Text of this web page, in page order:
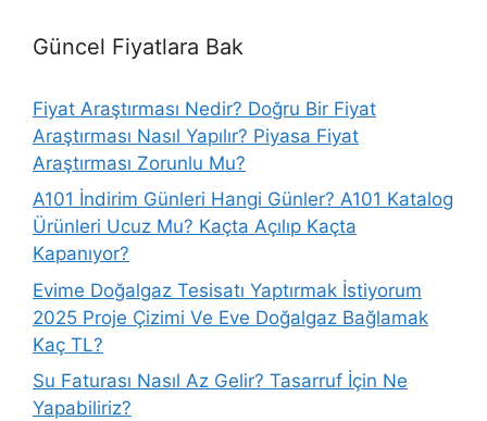
Güncel Fiyatlara Bak
Fiyat Araştırması Nedir? Doğru Bir Fiyat
Araştırması Nasıl Yapılır? Piyasa Fiyat
Araştırması Zorunlu Mu?
A101 İndirim Günleri Hangi Günler? A101 Katalog
Ürünleri Ucuz Mu? Kaçta Açılıp Kaçta
Kapanıyor?
Evime Doğalgaz Tesisatı Yaptırmak İstiyorum
2025 Proje Çizimi Ve Eve Doğalgaz Bağlamak
Kaç TL?
Su Faturası Nasıl Az Gelir? Tasarruf İçin Ne
Yapabiliriz?